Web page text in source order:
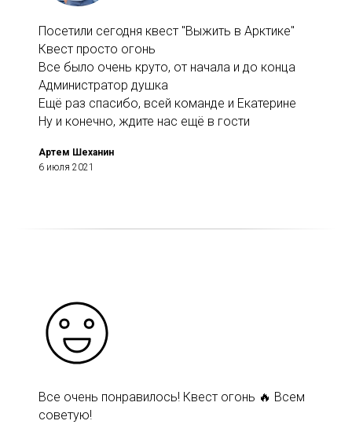
Посетили сегодня квест "Выжить в Арктике"
Квест просто огонь
Все было очень круто, от начала и до конца
Администратор душка
Ещё раз спасибо, всей команде и Екатерине
Ну и конечно, ждите нас ещё в гости
Артем Шеханин
6 июля 2021
Все очень понравилось! Квест огонь 🔥 Всем
советую!